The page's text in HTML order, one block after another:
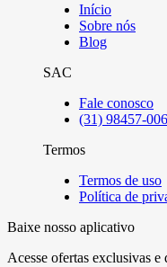
Início
Sobre nós
Blog
SAC
Fale conosco
(31) 98457-
Termos
Termos de uso
Política de
Baixe nosso aplicativo
Acesse ofertas exclusivas e